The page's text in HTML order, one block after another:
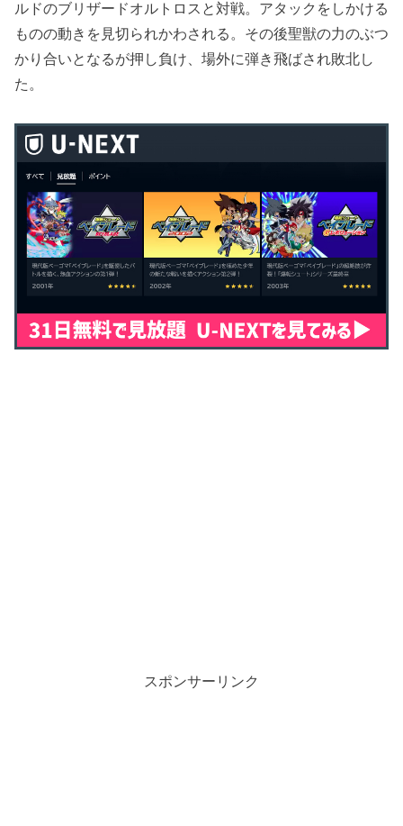
ルドのブリザードオルトロスと対戦。アタックをしかける
ものの動きを見切られかわされる。その後聖獣の力のぶつ
かり合いとなるが押し負け、場外に弾き飛ばされ敗北し
た。
スポンサーリンク